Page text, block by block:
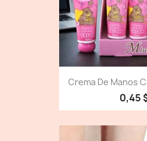
Crema De Manos
0,45